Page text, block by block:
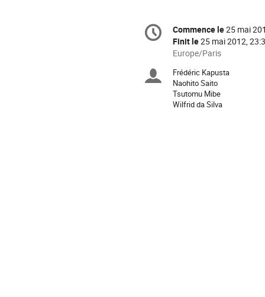
Information
de
conférence
Date/Heure
Commence le25 mai
Finit le25 mai 2012,
Toutes
horaires
sont
en
Europe/Paris
Présidents
de
Frédéric Kapusta
Naohito Saito
Tsutomu Mibe
Wilfrid da Silva